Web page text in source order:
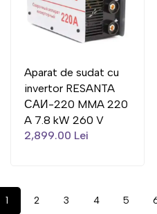
Aparat de sudat cu
invertor RESANTA
САИ-220 MMA 220
A 7.8 kW 260 V
2,899.00 Lei
1 2 3 4 5